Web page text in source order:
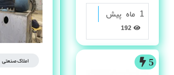
1 ماه پیش
5 املاک صنعتی